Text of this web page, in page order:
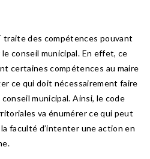
traite des compétences pouvant
conseil municipal. En effet, ce
certaines compétences au maire
ce qui doit nécessairement faire
municipal. Ainsi, le code
va énumérer ce qui peut
faculté d’intenter une action en